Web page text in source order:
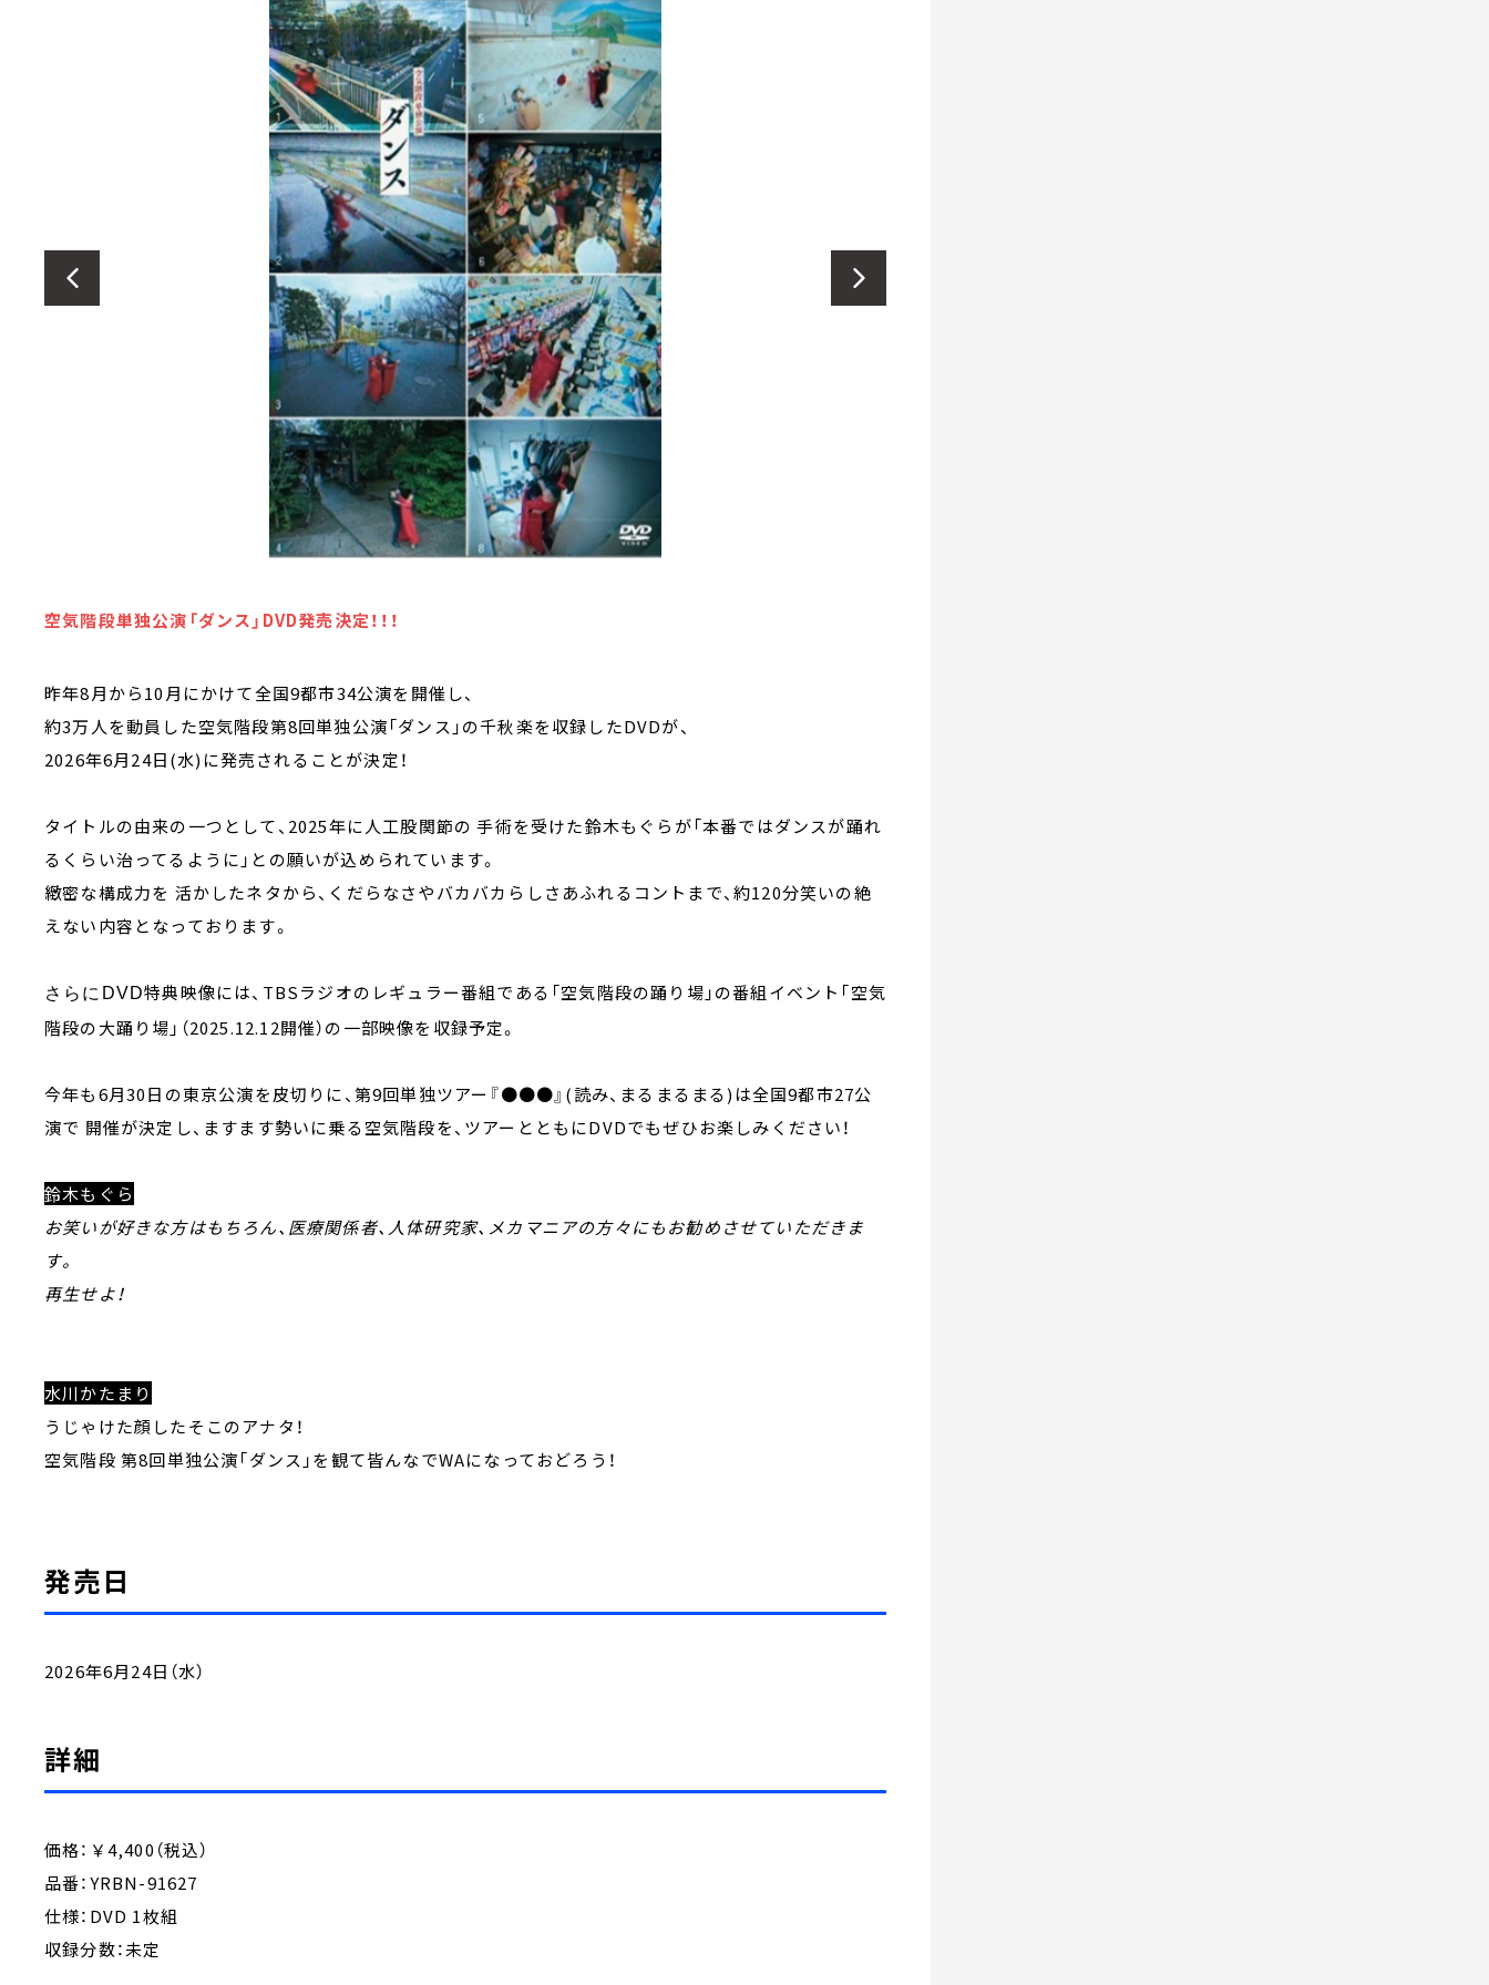
空気階段単独公演「ダンス」DVD発売決定！！！
昨年8月から10月にかけて全国9都市34公演を開催し、
約3万人を動員した空気階段第8回単独公演「ダンス」の千秋楽を収録したDVDが、
2026年6月24日(水)に発売されることが決定！
タイトルの由来の一つとして、2025年に人工股関節の 手術を受けた鈴木もぐらが「本番ではダンスが踊れ
るくらい治ってるように」との願いが込められています。
緻密な構成力を 活かしたネタから、くだらなさやバカバカらしさあふれるコントまで、約120分笑いの絶
えない内容となっております。
さらにDVD特典映像には、TBSラジオのレギュラー番組である「空気階段の踊り場」の番組イベント「空気
階段の大踊り場」（2025.12.12開催）の一部映像を収録予定。
今年も6月30日の東京公演を皮切りに、第9回単独ツアー『●●●』(読み、まるまるまる)は全国9都市27公
演で 開催が決定し、ますます勢いに乗る空気階段を、ツアーとともにDVDでもぜひお楽しみください！
鈴木もぐら
お笑いが好きな方はもちろん、医療関係者、人体研究家、メカマニアの方々にもお勧めさせていただきま
す。
再生せよ！
水川かたまり
うじゃけた顔したそこのアナタ！
空気階段 第8回単独公演「ダンス」を観て皆んなでWAになっておどろう！
発売日
2026年6月24日（水）
詳細
価格：￥4,400（税込）
品番：YRBN-91627
仕様：DVD 1枚組
収録分数：未定